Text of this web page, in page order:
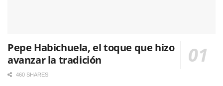
Pepe Habichuela, el toque que hizo
avanzar la tradición
460 SHARES